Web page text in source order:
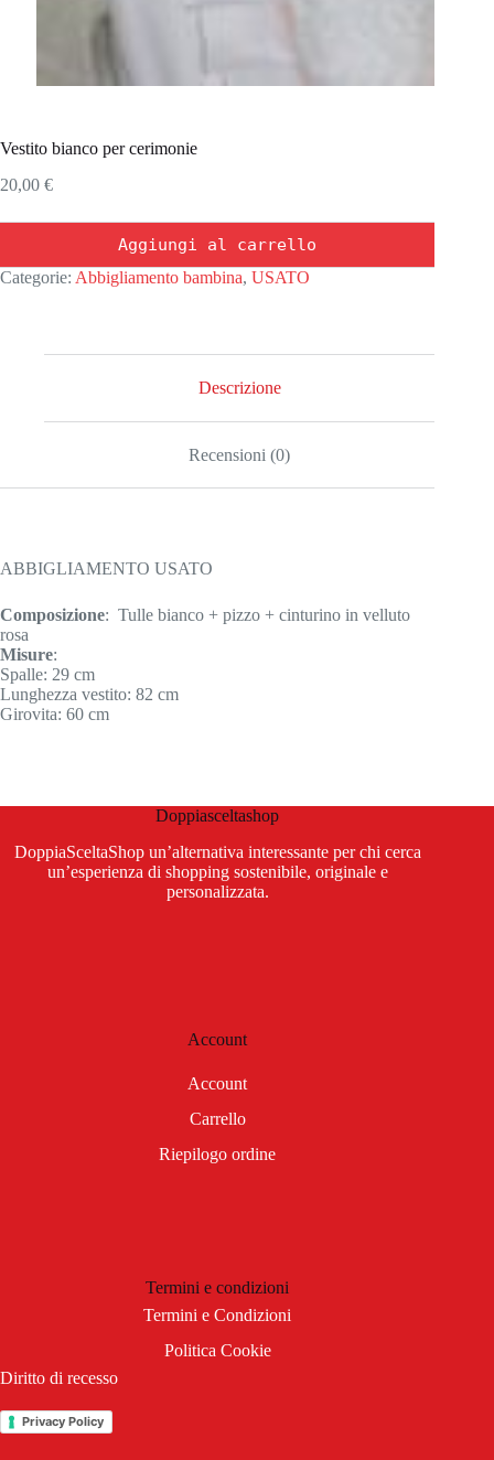
Vestito bianco per cerimonie
20,00 €
Aggiungi al carrello
Categorie: Abbigliamento bambina, USATO
Descrizione
Recensioni (0)
ABBIGLIAMENTO USATO
Composizione: Tulle bianco + pizzo + cinturino in velluto
rosa
Misure:
Spalle: 29 cm
Lunghezza vestito: 82 cm
Girovita: 60 cm
Doppiasceltashop
DoppiaSceltaShop un’alternativa interessante per chi cerca
un’esperienza di shopping sostenibile, originale e
personalizzata.
Account
Account
Carrello
Riepilogo ordine
Termini e condizioni
Termini e Condizioni
Politica Cookie
Diritto di recesso
Privacy Policy